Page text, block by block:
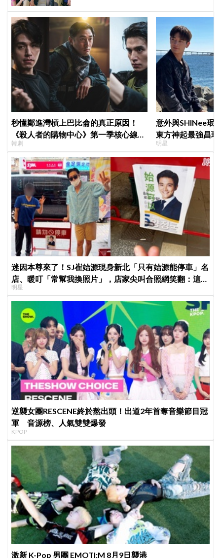
秒懂鄭進灣槓上巴比侖的真正原因！
《殺人者的購物中心》第一季核心線索
快速複習
韓劇
意外與SHINee珉
東方神起最強昌
的」
明星
迷因本尊來了！SJ崔始源現身新北「只有始源能停車」名
店、暖叮「常幫我換照片」，店家尖叫合照網笑翻：這輩
子不能脫粉了
明星
逆襲女團RESCENE終於熬出頭！出道2年首奪音樂節目冠
軍 音源榜、人氣雙雙爆發
KPOP
激新 K-Pop 男團 EMOTI:M 8月9日襲港